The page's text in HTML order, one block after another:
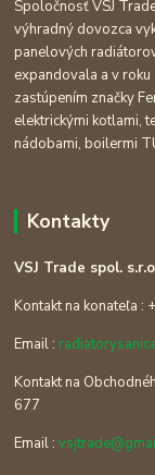
Spoločnosť VSJ
výhradný dovozca
panelových
expandovala a v
zastúpením značky
elektrickými kotlami,
nádobami, boilermi
Kontakty
VSJ Trade spol.
Kontakt na konateľa
Email :
Kontakt na
677
Email :